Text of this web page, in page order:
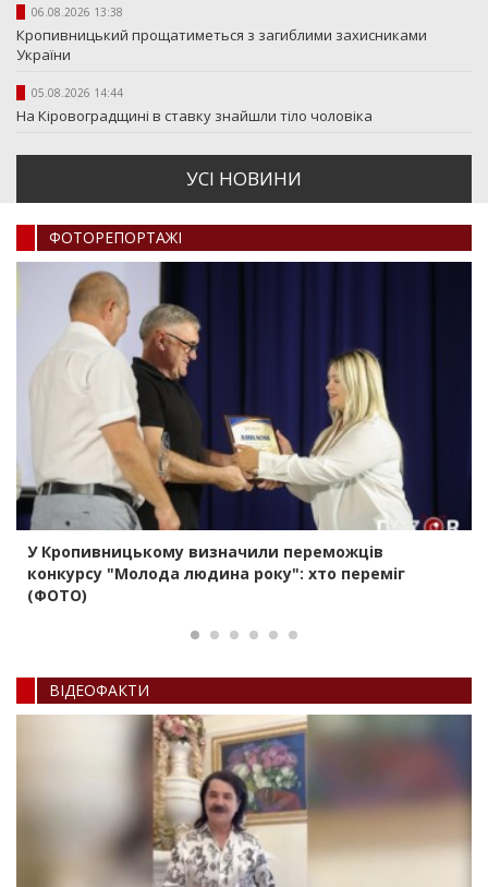
06.08.2026 13:38
Кропивницький прощатиметься з загиблими захисниками
України
05.08.2026 14:44
На Кіровоградщині в ставку знайшли тіло чоловіка
УСI НОВИНИ
ФОТОРЕПОРТАЖI
У Кропивницькому визначили переможців
конкурсу "Молода людина року": хто переміг
(ФОТО)
ВIДЕОФАКТИ